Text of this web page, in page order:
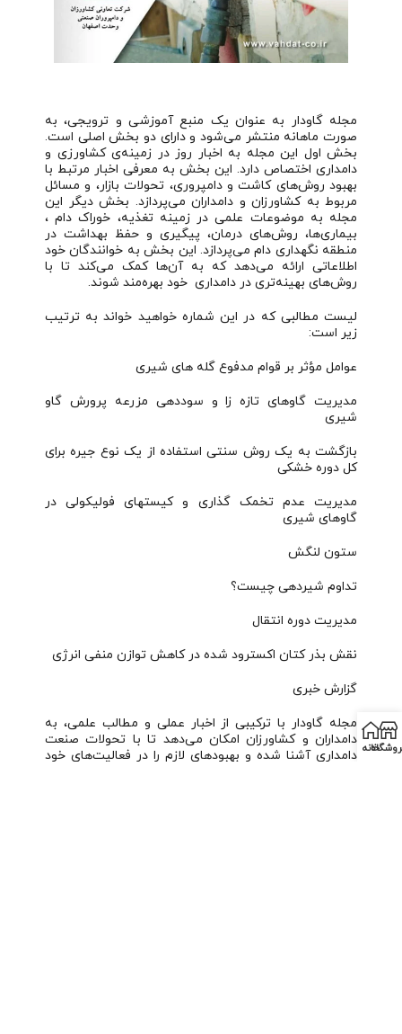
مجله گاودار به عنوان یک منبع آموزشی و ترویجی، به
صورت ماهانه منتشر می‌شود و دارای دو بخش اصلی است.
بخش اول این مجله به اخبار روز در زمینه‌ی کشاورزی و
دامداری اختصاص دارد. این بخش به معرفی اخبار مرتبط با
بهبود روش‌های کاشت و دامپروری، تحولات بازار، و مسائل
مربوط به کشاورزان و دامداران می‌پردازد. بخش دیگر این
مجله به موضوعات علمی در زمینه تغذیه، خوراک دام ،
بیماری‌ها، روش‌های درمان، پیگیری و حفظ بهداشت در
منطقه نگهداری دام می‌پردازد. این بخش به خوانندگان خود
اطلاعاتی ارائه می‌دهد که به آن‌ها کمک می‌کند تا با
روش‌های بهینه‌تری در دامداری خود بهره‌مند شوند.
لیست مطالبی که در این شماره خواهید خواند به ترتیب
زیر است:
عوامل مؤثر بر قوام مدفوع گله های شیری
مدیریت گاوهای تازه زا و سوددهی مزرعه پرورش گاو
شیری
بازگشت به یک روش سنتی استفاده از یک نوع جیره برای
کل دوره خشکی
مدیریت عدم تخمک گذاری و کیستهای فولیکولی در
گاوهای شیری
ستون لنگش
تداوم شیردهی چیست؟
مدیریت دوره انتقال
نقش بذر کتان اکسترود شده در کاهش توازن منفی انرژی
گزارش خبری
مجله گاودار با ترکیبی از اخبار عملی و مطالب علمی، به
دامداران و کشاورزان امکان می‌دهد تا با تحولات صنعت
دامداری آشنا شده و بهبودهای لازم را در فعالیت‌های خود خانه